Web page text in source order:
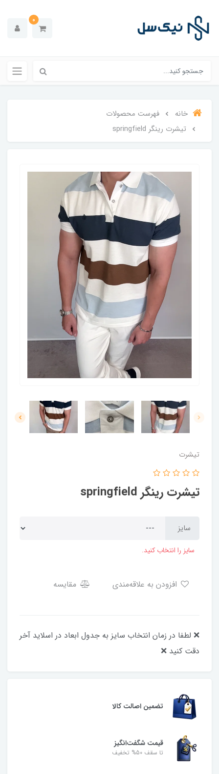
0
خانه
فهرست محصولات
تیشرت رینگر springfield
تیشرت
تیشرت رینگر springfield
سایز
سایز را انتخاب کنید.
مقایسه
❌ لطفا در زمان انتخاب سایز به جدول ابعاد در اسلاید آخر
دقت کنید ❌
تضمین اصالت کالا
قیمت شگفت‌انگیز
تا سقف 50% تخفیف